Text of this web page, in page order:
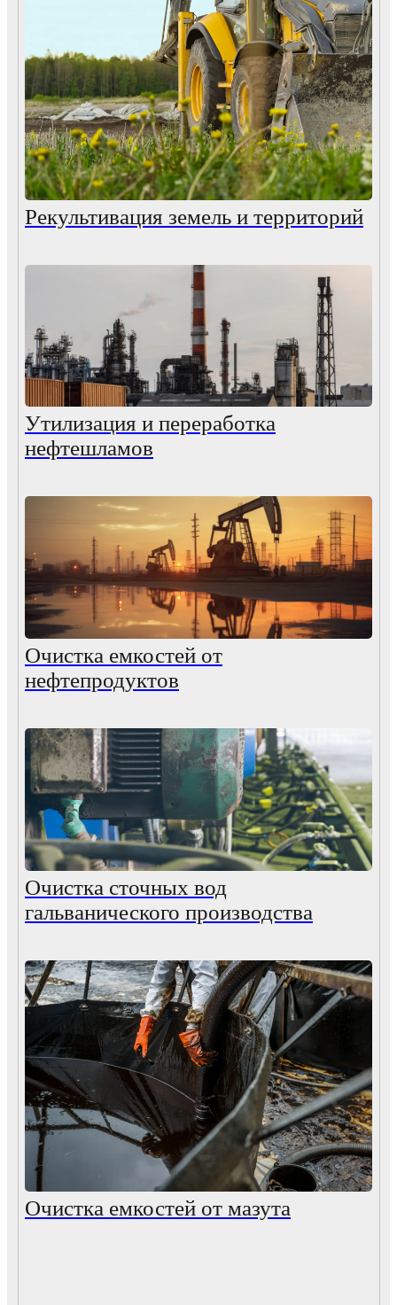
Рекультивация земель и территорий
Утилизация и переработка
нефтешламов
Очистка емкостей от
нефтепродуктов
Очистка сточных вод
гальванического производства
Очистка емкостей от мазута